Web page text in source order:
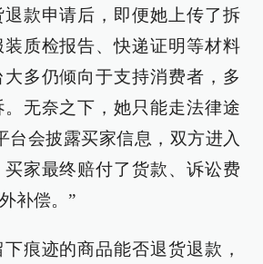
款申请后，即便她上传了拆
质检报告、快递证明等材料
多仍倾向于支持消费者，多
无奈之下，她只能走法律途
台会披露买家信息，双方进入
家最终赔付了货款、诉讼费
补偿。”
痕迹的商品能否退货退款，